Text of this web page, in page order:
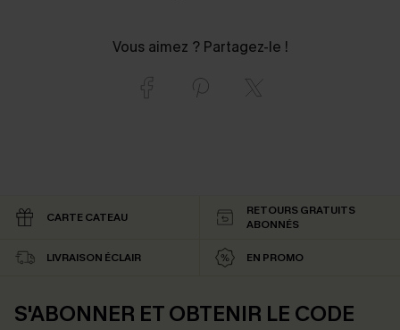
Vous aimez ? Partagez-le !
CARTE CATEAU
RETOURS GRATUITS
ABONNÉS
LIVRAISON ÉCLAIR EN PROMO
S'ABONNER ET OBTENIR LE CODE